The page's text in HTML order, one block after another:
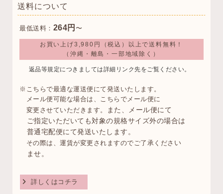
送料について
最低送料： 264円 〜
お買い上げ3,980円（税込）以上で送料無料！
（沖縄・離島・一部地域除く）
返品等規定につきましては詳細リンク先をご覧ください。
※こちらで最適な運送便にて発送いたします。
メール便可能な場合は、こちらでメール便に
変更させていただきます。
また、メール便にて
ご指定いただいても対象の規格サイズ外の場合は
普通宅配便にて発送いたします。
その際は、運賃が変更されますのでご了承くださ い
ませ。
詳しくはコチラ